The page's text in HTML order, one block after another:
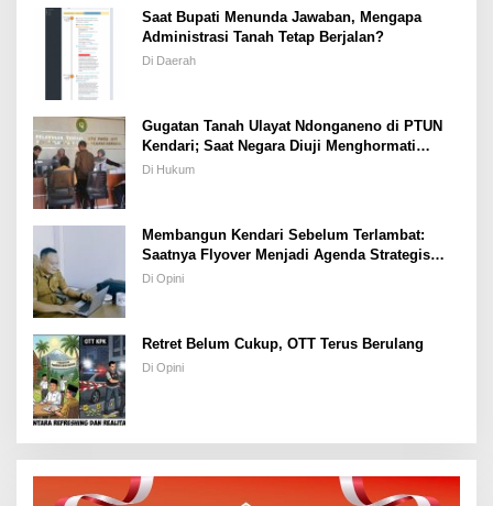
Saat Bupati Menunda Jawaban, Mengapa
Administrasi Tanah Tetap Berjalan?
Di Daerah
Gugatan Tanah Ulayat Ndonganeno di PTUN
Kendari; Saat Negara Diuji Menghormati
Hukum atau Kekuasaan
Di Hukum
Membangun Kendari Sebelum Terlambat:
Saatnya Flyover Menjadi Agenda Strategis
Kota
Di Opini
Retret Belum Cukup, OTT Terus Berulang
Di Opini